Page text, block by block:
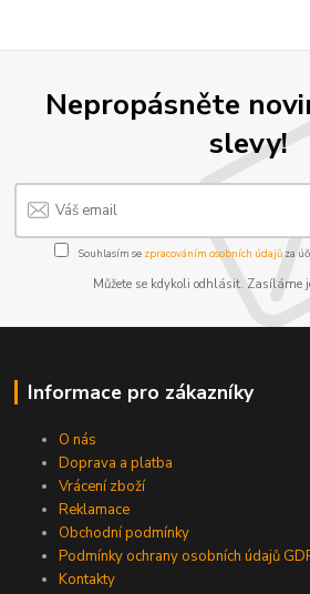
Nepropásněte
slevy!
Souhlasím se zpracováním osobních údajůza
Můžete se kdykoli odhlásit. Zasíláme
Informace pro zákazníky
O nás
Doprava a platba
Vrácení zboží
Reklamace
Obchodní podmínky
Podmínky ochrany osobních údajů
Kontakty